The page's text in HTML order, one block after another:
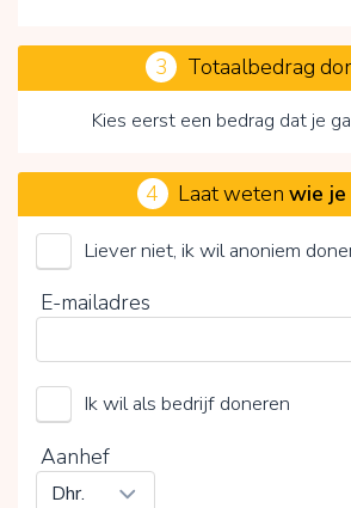
3 Totaalbedrag
Kies eerst een bedrag dat je
Right To Play
4 Laat wetenwie
Liever niet, ik wil anoniem
E-mailadres
Ik wil als bedrijf doneren
Aanhef